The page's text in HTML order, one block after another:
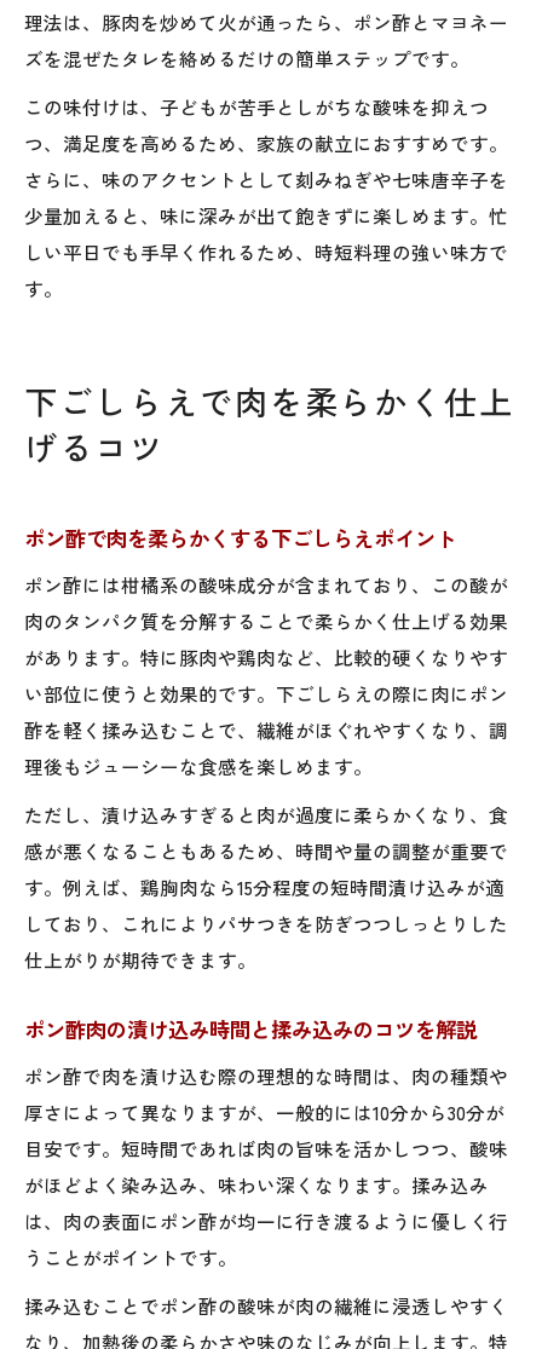
理法は、豚肉を炒めて火が通ったら、ポン酢とマヨネー
ズを混ぜたタレを絡めるだけの簡単ステップです。
この味付けは、子どもが苦手としがちな酸味を抑えつ
つ、満足度を高めるため、家族の献立におすすめです。
さらに、味のアクセントとして刻みねぎや七味唐辛子を
少量加えると、味に深みが出て飽きずに楽しめます。忙
しい平日でも手早く作れるため、時短料理の強い味方で
す。
下ごしらえで肉を柔らかく仕上
げるコツ
ポン酢で肉を柔らかくする下ごしらえポイント
ポン酢には柑橘系の酸味成分が含まれており、この酸が
肉のタンパク質を分解することで柔らかく仕上げる効果
があります。特に豚肉や鶏肉など、比較的硬くなりやす
い部位に使うと効果的です。下ごしらえの際に肉にポン
酢を軽く揉み込むことで、繊維がほぐれやすくなり、調
理後もジューシーな食感を楽しめます。
ただし、漬け込みすぎると肉が過度に柔らかくなり、食
感が悪くなることもあるため、時間や量の調整が重要で
す。例えば、鶏胸肉なら15分程度の短時間漬け込みが適
しており、これによりパサつきを防ぎつつしっとりした
仕上がりが期待できます。
ポン酢肉の漬け込み時間と揉み込みのコツを解説
ポン酢で肉を漬け込む際の理想的な時間は、肉の種類や
厚さによって異なりますが、一般的には10分から30分が
目安です。短時間であれば肉の旨味を活かしつつ、酸味
がほどよく染み込み、味わい深くなります。揉み込み
は、肉の表面にポン酢が均一に行き渡るように優しく行
うことがポイントです。
揉み込むことでポン酢の酸味が肉の繊維に浸透しやすく
なり、加熱後の柔らかさや味のなじみが向上します。特